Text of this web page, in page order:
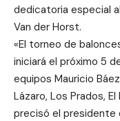
dedicatoria especial
Van der Horst.
«El torneo de
iniciará el próximo 5
equipos Mauricio
Lázaro, Los Prados,
precisó el presidente